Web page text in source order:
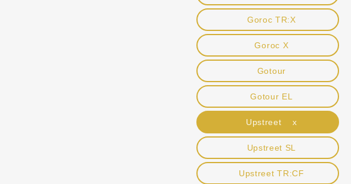
Goroc TR:X
Goroc X
Gotour
Gotour EL
Upstreet x
Upstreet SL
Upstreet TR:CF